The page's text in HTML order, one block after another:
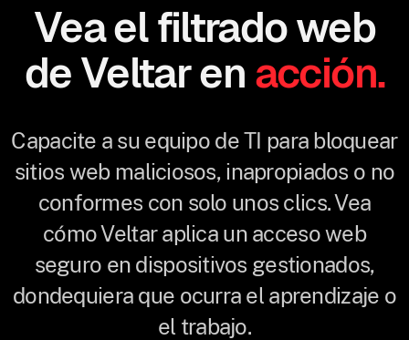
Vea el filtrado web
de Veltar en acción.
Capacite a su equipo de TI para bloquear
sitios web maliciosos, inapropiados o no
conformes con solo unos clics. Vea
cómo Veltar aplica un acceso web
seguro en dispositivos gestionados,
dondequiera que ocurra el aprendizaje o
el trabajo.